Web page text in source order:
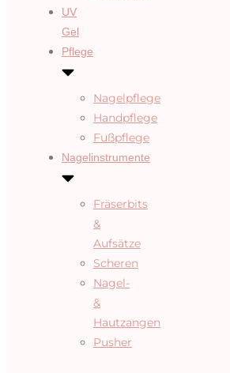
UV
Gel
Pflege
Nagelpflege
Handpflege
Fußpflege
Nagelinstrumente
Fräserbits
&
Aufsätze
Scheren
Nagel-
&
Hautzangen
Pusher